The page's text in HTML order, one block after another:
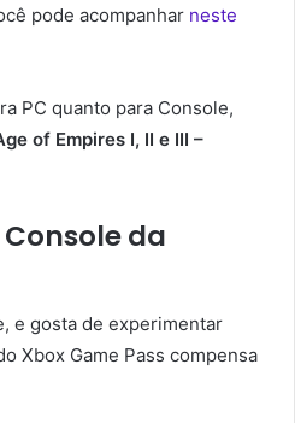
pode acompanhar neste
PC quanto para Console,
of Empires I, II e III –
da
e gosta de experimentar
Xbox Game Pass compensa